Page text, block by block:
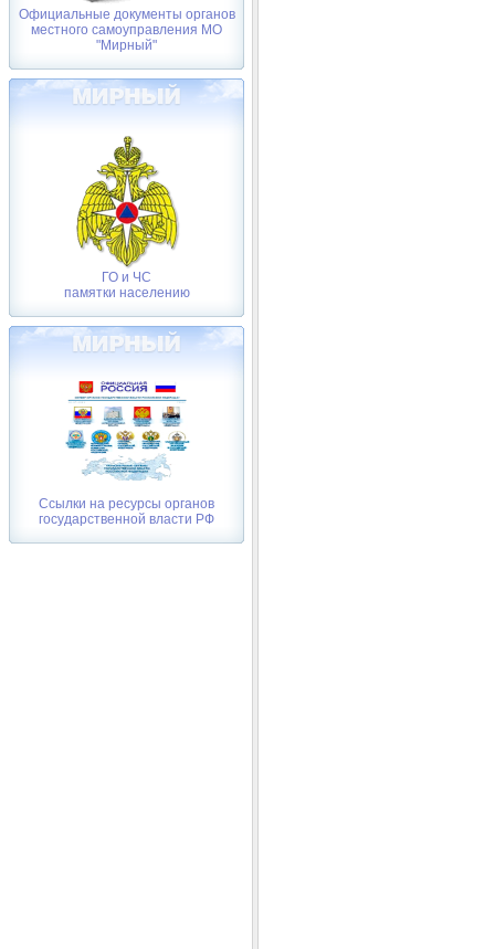
Официальные документы органов
местного самоуправления МО
"Мирный"
ГО и ЧС
памятки населению
Ссылки на ресурсы органов
государственной власти РФ